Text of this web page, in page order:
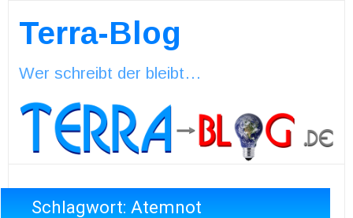
Terra-Blog
Wer schreibt der bleibt…
Schlagwort: Atemnot